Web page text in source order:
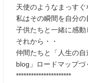
天使のようなまっすぐ
私はその瞬間を自分の
子供たちと一緒に感動
それから・・
仲間たちと「人生の
blog」ロードマップづ
**********************